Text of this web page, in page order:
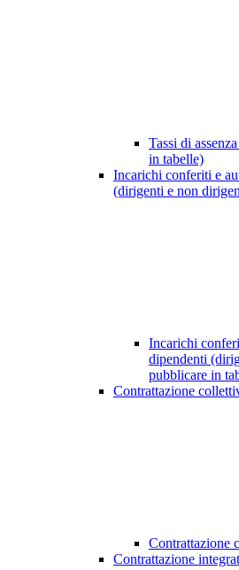
Tassi di
in tabelle)
Incarichi conferiti e
(dirigenti e non
Incarichi
dipendenti
pubblicare in
Contrattazione
Contrattazione
Contrattazione